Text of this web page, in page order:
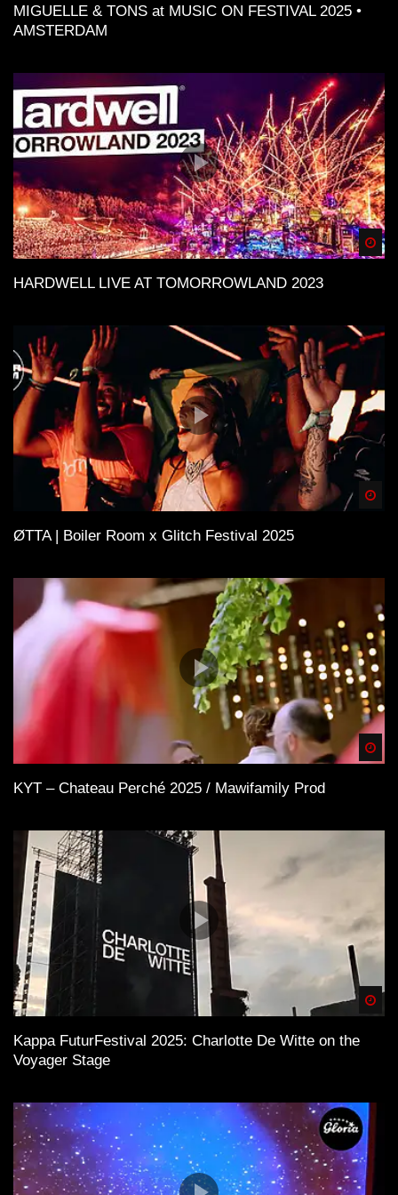
MIGUELLE & TONS at MUSIC ON FESTIVAL 2025 •
AMSTERDAM
HARDWELL LIVE AT TOMORROWLAND 2023
ØTTA | Boiler Room x Glitch Festival 2025
KYT – Chateau Perché 2025 / Mawifamily Prod
Kappa FuturFestival 2025: Charlotte De Witte on the
Voyager Stage